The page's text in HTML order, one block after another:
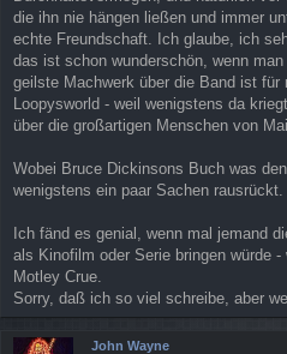
die ihn nie hängen ließen und immer
echte Freundschaft. Ich glaube, ich
das ist schon wunderschön, wenn
geilste Machwerk über die Band ist
Loopysworld - weil wenigstens da
über die großartigen Menschen von
Wobei Bruce Dickinsons Buch was
wenigstens ein paar Sachen rausrückt.
Ich fänd es genial, wenn mal jemand
als Kinofilm oder Serie bringen würde
Motley Crue.
Sorry, daß ich so viel schreibe, aber
John Wayne